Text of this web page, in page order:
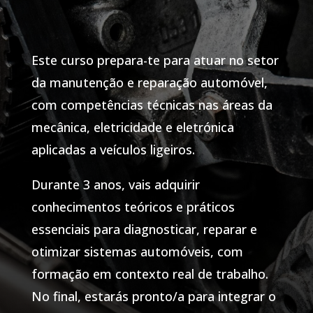
Este curso prepara-te para atuar no setor
da manutenção e reparação automóvel,
com competências técnicas nas áreas da
mecânica, eletricidade e eletrónica
aplicadas a veículos ligeiros.
Durante 3 anos, vais adquirir
conhecimentos teóricos e práticos
essenciais para diagnosticar, reparar e
otimizar sistemas automóveis, com
formação em contexto real de trabalho.
No final, estarás pronto/a para integrar o